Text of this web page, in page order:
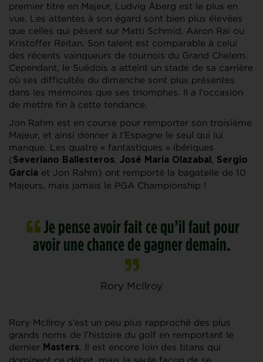
premier titre en Majeur, Ludvig Åberg est le plus en
vue. Les attentes à son égard sont bien plus élevées
que celles qui pèsent sur Matti Schmid, Aaron Rai ou
Kristoffer Reitan. Son talent est comparable à celui
des récents vainqueurs de tournois du Grand Chelem.
Cependant, le Suédois a atteint un stade de sa carrière
où ses difficultés du dimanche sont plus présentes
dans les mémoires que ses triomphes. Il a l’occasion
de mettre fin à cette tendance.
Jon Rahm est en course pour remporter son troisième
Majeur, et ainsi donner à l’Espagne le seul qui lui
manque. Les quatre « fantastiques » ibériques
(Severiano Ballesteros, José Maria Olazabal , Sergio
Garcia et Jon Rahm) ont remporté la bagatelle de 10
Majeurs, mais jamais le PGA Championship !
Je pense avoir fait ce qu’il faut pour
avoir une chance de gagner demain.
Rory McIlroy
Rory McIlroy s’est un peu plus rapproché des plus
grands noms de l’histoire du golf en remportant le
dernier Masters. Il est encore loin des titans qui
dominent ce débat, mais la seule façon de se